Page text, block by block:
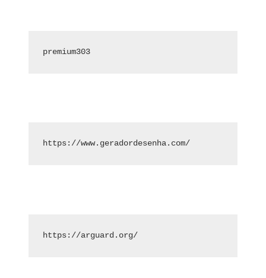
premium303
https://www.geradordesenha.com/
https://arguard.org/